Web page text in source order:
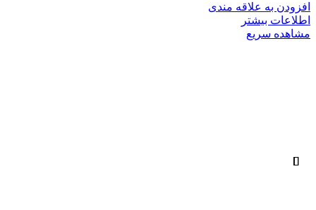
افزودن به علاقه مندی
اطلاعات بیشتر
مشاهده سریع